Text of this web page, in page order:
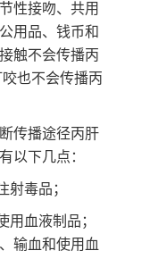
性接吻、共用
用品、钱币和
触不会传播丙
也不会传播丙
传播途径丙肝
以下几点：
射毒品；
用血液制品；
输血和使用血